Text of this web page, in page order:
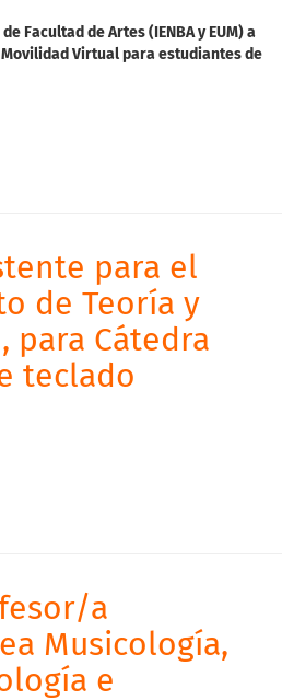
Facultad de Artes ( IENBA y EUM) a
Movilidad Virtual para estudiantes de
para el
de Teoría y
para Cátedra
teclado
a
Musicología,
e